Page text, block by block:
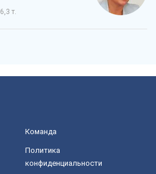
6,3 т.
Команда
Политика
конфиденциальности